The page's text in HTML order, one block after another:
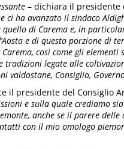
– dichiara il presidente
ci ha avanzato il sindaco
di Carema e, in
e di questa porzione di
così come gli
legate alle
Consiglio,
il presidente del Consiglio
e sulla quale crediamo
anche se il parere
con il mio omologo